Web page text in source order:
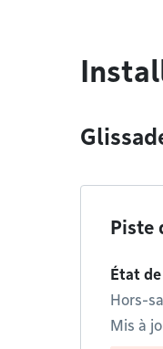
Piste
État
Hors-
Mis à